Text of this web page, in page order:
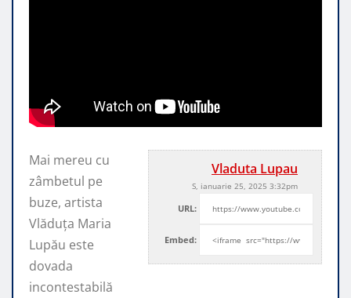
Vladuta Lupau
S, ianuarie 25, 2025 3:32pm
URL:
Embed:
Mai mereu cu
zâmbetul pe
buze, artista
Vlăduța Maria
Lupău este
dovada
incontestabilă